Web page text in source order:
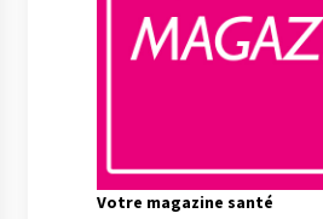
Votre magazine santé